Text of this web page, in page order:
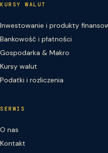
KURSY WALUT
Inwestowanie i produkty
Bankowość i płatności
Gospodarka & Makro
Kursy walut
Podatki i rozliczenia
SERWIS
O nas
Kontakt